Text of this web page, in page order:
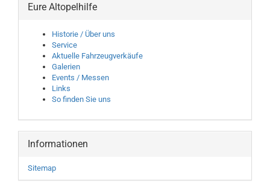
Eure Altopelhilfe
Historie / Über uns
Service
Aktuelle Fahrzeugverkäufe
Galerien
Events / Messen
Links
So finden Sie uns
Informationen
Sitemap